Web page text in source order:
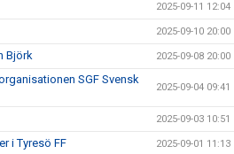
2025-09-11 12:04
2025-09-10 20:00
Björk 2025-09-08 20:00
SGF Svensk
2025-09-04 09:41
2025-09-03 10:51
i Tyresö FF 2025-09-01 11:13